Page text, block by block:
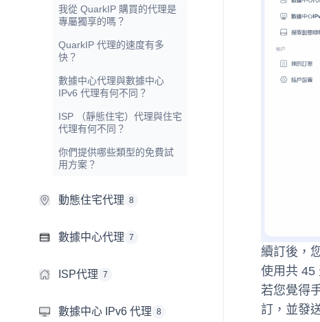
我從 QuarkIP 購買的代理是
專屬獨享的嗎？
QuarkIP 代理的速度有多
快？
數據中心代理與數據中心
IPv6 代理有何不同？
ISP （靜態住宅）代理與住宅
代理有何不同？
你們提供哪些類型的免費試
用方案？
動態住宅代理 8
數據中心代理 7
ISP代理 7
數據中心 IPv6 代理 8
續訂後，
使用共 45
若您覺得
訂，並發